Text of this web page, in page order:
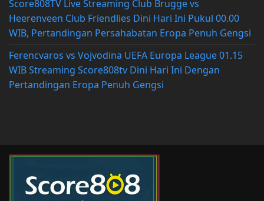
Score808TV Live Streaming Club Brugge vs
Heerenveen Club Friendlies Dini Hari Ini Pukul 00.00
WIB, Pertandingan Persahabatan Eropa Penuh Gengsi
Ferencvaros vs Vojvodina UEFA Europa League 01.15
WIB Streaming Score808tv Dini Hari Ini Dengan
Pertandingan Eropa Penuh Gengsi